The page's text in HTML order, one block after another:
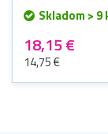
Skladom > 9
18,15 €
14,75 €